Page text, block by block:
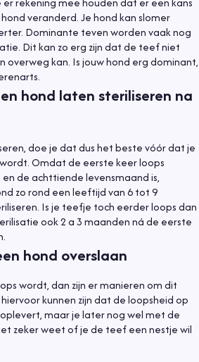
veranderd. Je hond kan slomer
Dominante teven worden vaak nog
Dit kan zo erg zijn dat de teef niet
overweg kan. Is jouw hond erg dominant,
hond laten steriliseren na
doe je dat dus het beste vóór dat je
Omdat de eerste keer loops
de achttiende levensmaand is,
zo rond een leeftijd van 6 tot 9
Is je teefje toch eerder loops dan
ook 2 a 3 maanden ná de eerste
hond overslaan
wordt, dan zijn er manieren om dit
kunnen zijn dat de loopsheid op
maar je later nog wel met de
zeker weet of je de teef een nestje wil